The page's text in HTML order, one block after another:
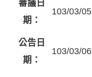
審議日
期：
103/03/05
公告日
期：
103/03/06